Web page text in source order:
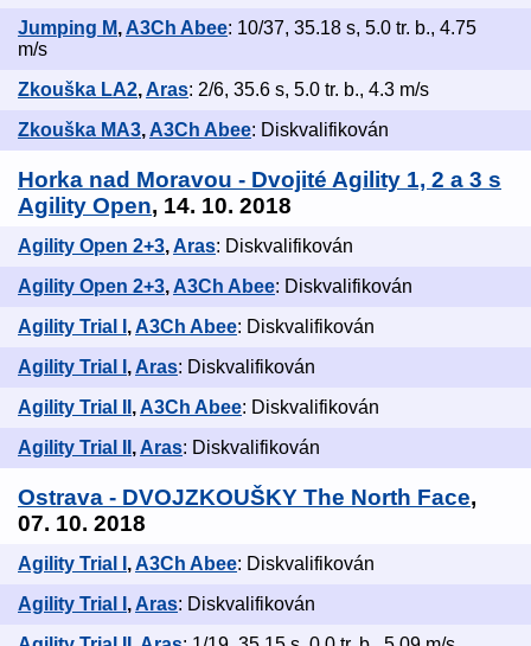
Jumping M, A3Ch Abee: 10/37, 35.18 s, 5.0 tr. b., 4.75
m/s
Zkouška LA2,Aras: 2/6, 35.6 s, 5.0 tr. b., 4.3 m/s
Zkouška MA3, A3Ch Abee: Diskvalifikován
Horka nad Moravou - Dvojité Agility 1, 2 a 3 s
Agility Open, 14. 10. 2018
Agility Open 2+3,Aras: Diskvalifikován
Agility Open 2+3, A3Ch Abee: Diskvalifikován
Agility Trial I ,A3Ch Abee: Diskvalifikován
Agility Trial I , Aras: Diskvalifikován
Agility Trial II ,A3Ch Abee: Diskvalifikován
Agility Trial II , Aras: Diskvalifikován
Ostrava - DVOJZKOUŠKY The North Face,
07. 10. 2018
Agility Trial I ,A3Ch Abee: Diskvalifikován
Agility Trial I , Aras: Diskvalifikován